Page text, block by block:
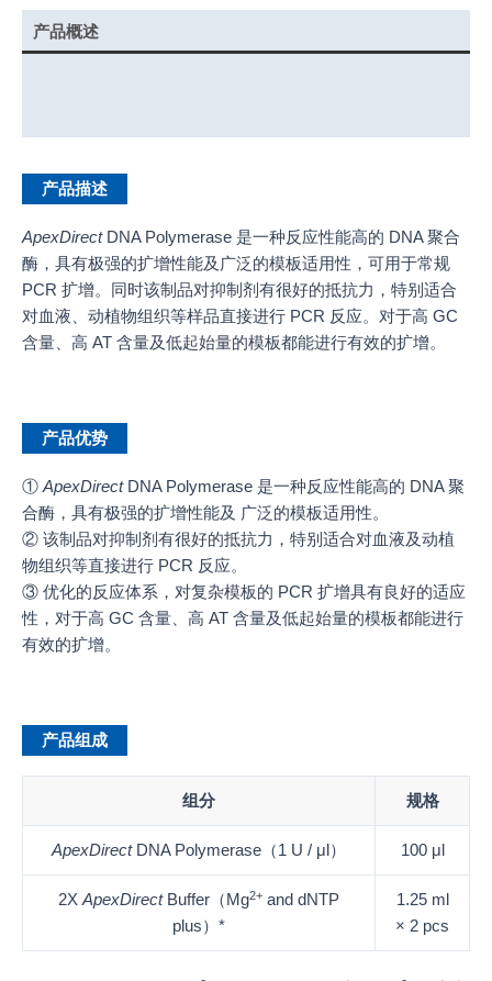
产品概述
产品描述
ApexDirectDNA Polymerase 是一种反应性能高的 DNA 聚合
酶，具有极强的扩增性能及广泛的模板适用性，可用于常规
PCR 扩增。同时该制品对抑制剂有很好的抵抗力，特别适合
对血液、动植物组织等样品直接进行 PCR 反应。对于高 GC
含量、高 AT 含量及低起始量的模板都能进行有效的扩增。
产品优势
① ApexDirectDNA Polymerase 是一种反应性能高的 DNA 聚
合酶，具有极强的扩增性能及 广泛的模板适用性。
② 该制品对抑制剂有很好的抵抗力，特别适合对血液及动植
物组织等直接进行 PCR 反应。
③ 优化的反应体系，对复杂模板的 PCR 扩增具有良好的适应
性，对于高 GC 含量、高 AT 含量及低起始量的模板都能进行
有效的扩增。
产品组成
组分 规格
ApexDirectDNA Polymerase（1 U / μl） 100 μl
2XApexDirectBuffer（Mg2+ and dNTP
plus）*
1.25 ml
× 2 pcs